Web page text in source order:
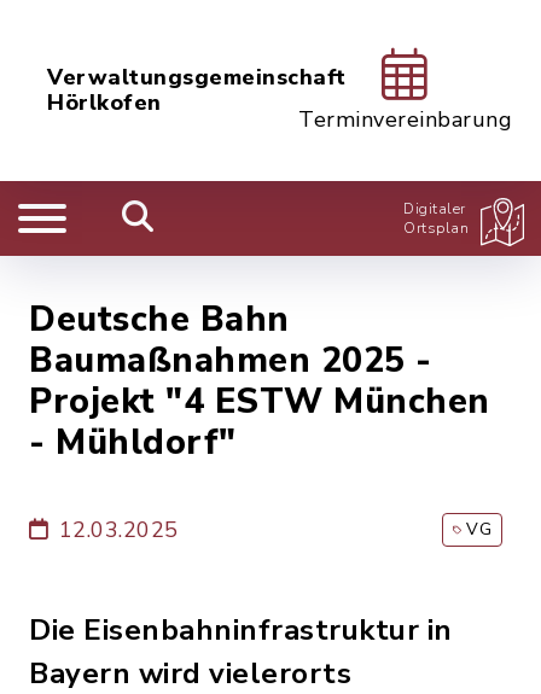
Verwaltungsgemeinschaft
Hörlkofen
Terminvereinbarung
Digitaler
Ortsplan
Deutsche Bahn
Baumaßnahmen 2025 -
Projekt "4 ESTW München
- Mühldorf"
12.03.2025 VG
Die Eisenbahninfrastruktur in
Bayern wird vielerorts